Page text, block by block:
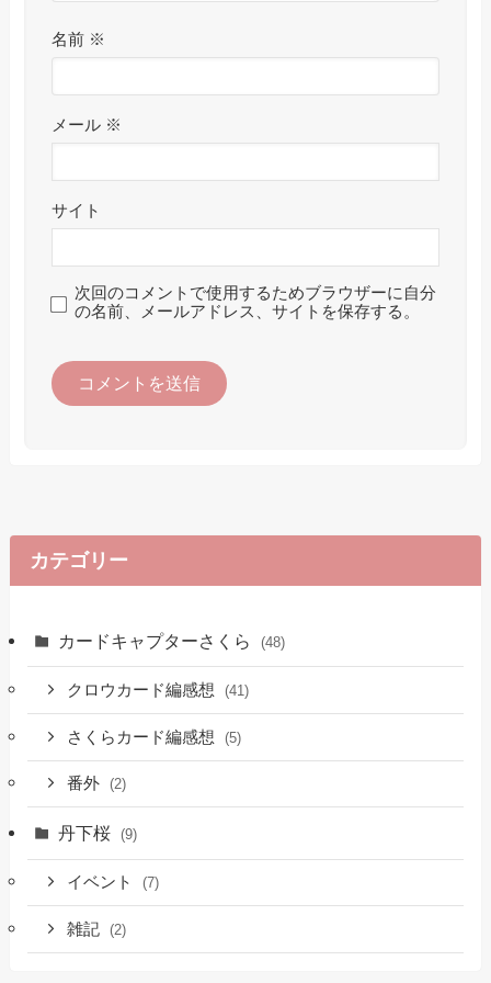
名前 ※
メール ※
サイト
次回のコメントで使用するためブラウザーに自分
の名前、メールアドレス、サイトを保存する。
カテゴリー
カードキャプターさくら (48)
クロウカード編感想 (41)
さくらカード編感想 (5)
番外 (2)
丹下桜 (9)
イベント (7)
雑記 (2)